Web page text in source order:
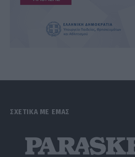
ΣΧΕΤΙΚΑ ΜΕ ΕΜΑΣ